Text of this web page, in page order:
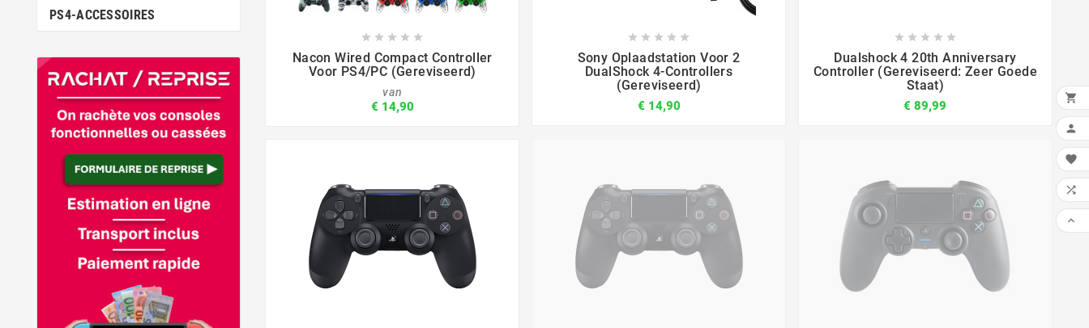
PS4-ACCESSOIRES
    
Nacon Wired Compact Controller
Voor PS4/PC (gereviseerd)
van
€ 14,90
    
Sony Oplaadstation Voor 2
DualShock 4-Controllers
(gereviseerd)
€ 14,90
    
Dualshock 4 20th Anniversary
Controller (Gereviseerd: Zeer Goede
Staat)
€ 89,99




